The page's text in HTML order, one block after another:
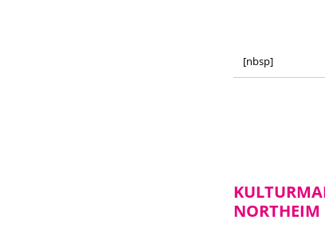
[nbsp]
NORTHEIM